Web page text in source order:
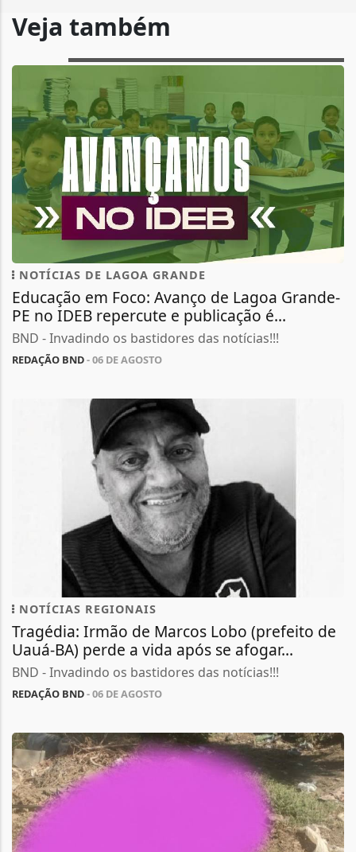
Veja também
NOTÍCIAS DE LAGOA GRANDE
Educação em Foco: Avanço de Lagoa Grande-
PE no IDEB repercute e publicação é...
BND - Invadindo os bastidores das notícias!!!
REDAÇÃO BND- 06 DE AGOSTO
NOTÍCIAS REGIONAIS
Tragédia: Irmão de Marcos Lobo (prefeito de
Uauá-BA) perde a vida após se afogar...
BND - Invadindo os bastidores das notícias!!!
REDAÇÃO BND- 06 DE AGOSTO